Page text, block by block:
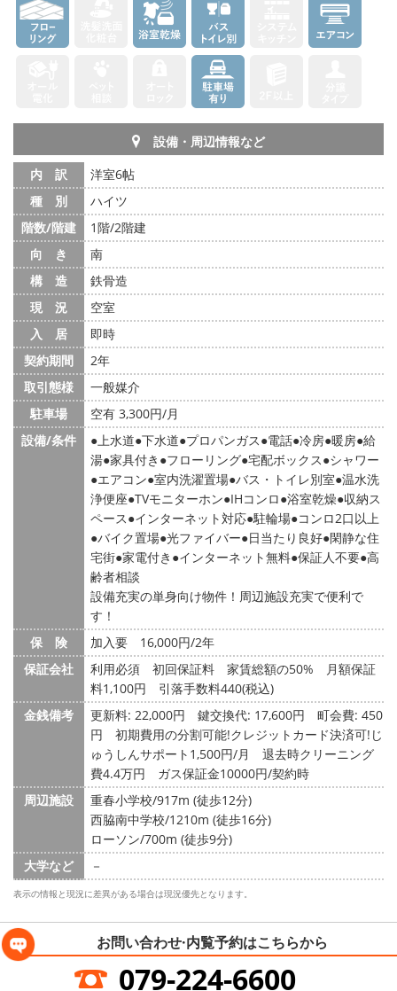
設備・周辺情報など
内 訳
洋室6帖
種 別
ハイツ
階数/階建
1階/2階建
向 き
南
構 造
鉄骨造
現 況
空室
入 居
即時
契約期間
2年
取引態様
一般媒介
駐車場
空有 3,300円/月
設備/条件
上水道 下水道 プロパンガス 電話 冷房 暖房 給
湯 家具付き フローリング 宅配ボックス シャワー
エアコン 室内洗濯置場 バス・トイレ別室 温水洗
浄便座 TVモニターホン IHコンロ 浴室乾燥 収納ス
ペース インターネット対応 駐輪場 コンロ2口以上
バイク置場 光ファイバー 日当たり良好 閑静な住
宅街 家電付き インターネット無料 保証人不要 高
齢者相談
設備充実の単身向け物件！周辺施設充実で便利で
す！
保 険
加入要 16,000円/2年
保証会社
利用必須 初回保証料 家賃総額の50% 月額保証
料1,100円 引落手数料440(税込)
金銭備考
更新料: 22,000円 鍵交換代: 17,600円
町会費: 450
円
初期費用の分割可能!クレジットカード決済可!じ
ゅうしんサポート1,500円/月 退去時クリーニング
費4.4万円 ガス保証金10000円/契約時
周辺施設
重春小学校/917m (徒歩12分)
西脇南中学校/1210m (徒歩16分)
ローソン/700m (徒歩9分)
大学など
－
表示の情報と現況に差異がある場合は現況優先となります。
お問い合わせ·内覧予約はこちらから
079-224-6600